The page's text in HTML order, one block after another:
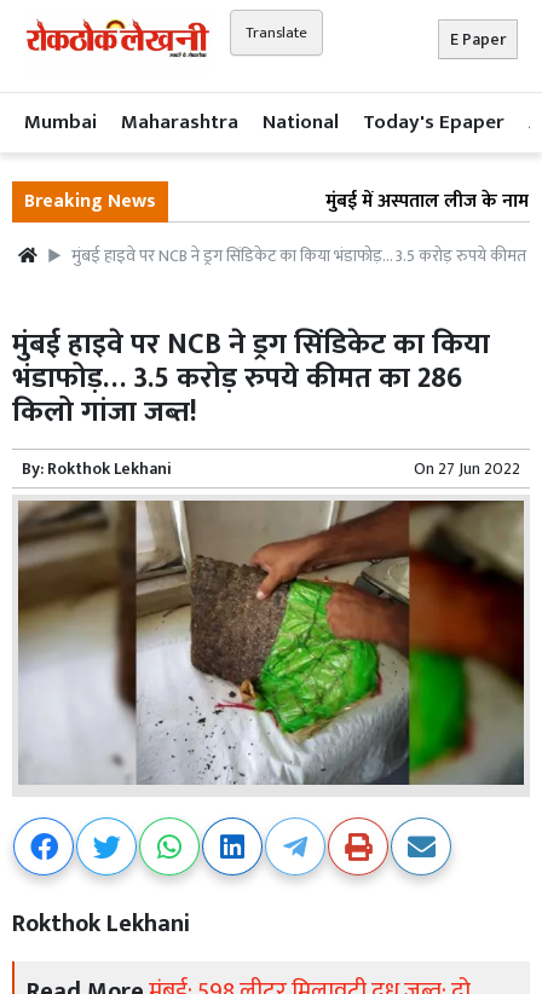
Translate E Paper
Mumbai Maharashtra National Today's Epaper
Breaking News मुंबई में अस्पताल लीज के नाम
मुंबई हाइवे पर NCB ने ड्रग सिंडिकेट का किया भंडाफोड़… 3.5 करोड़ रुपये कीमत
मुंबई हाइवे पर NCB ने ड्रग सिंडिकेट का किया
भंडाफोड़… 3.5 करोड़ रुपये कीमत का 286
किलो गांजा जब्त!
By:Rokthok Lekhani On27 Jun 2022
Rokthok Lekhani